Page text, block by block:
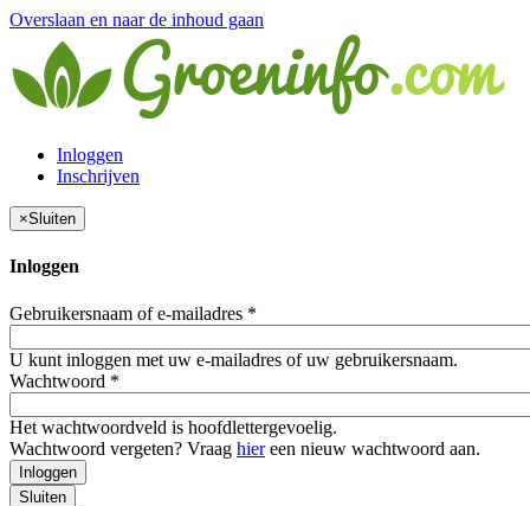
Overslaan en naar de inhoud gaan
Inloggen
Inschrijven
×Sluiten
Inloggen
Gebruikersnaam of e-mailadres *
U kunt inloggen met uw e-mailadres of uw gebruikersnaam.
Wachtwoord *
Het wachtwoordveld is hoofdlettergevoelig.
Wachtwoord vergeten? Vraag hiereen nieuw wachtwoord aan.
Inloggen
Sluiten